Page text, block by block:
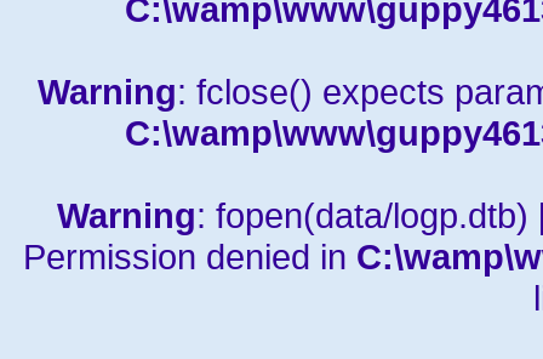
Warning: fclose() expects
Warning: fopen(data/logp.dtb)
Permission denied in